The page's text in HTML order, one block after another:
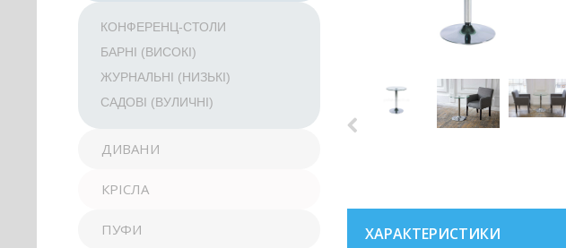
ХАРАКТЕРИСТИКИ
КОНФЕРЕНЦ-СТОЛИ
БАРНІ (ВИСОКІ)
ЖУРНАЛЬНІ (НИЗЬКІ)
САДОВІ (ВУЛИЧНІ)
ДИВАНИ
КРІСЛА
ПУФИ